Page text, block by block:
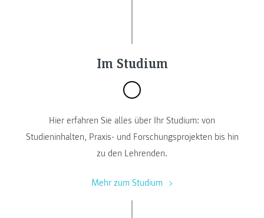
Im Studium
Hier erfahren Sie alles über Ihr Studium: von
Studieninhalten, Praxis- und Forschungsprojekten bis hin
zu den Lehrenden.
Mehr zum Studium